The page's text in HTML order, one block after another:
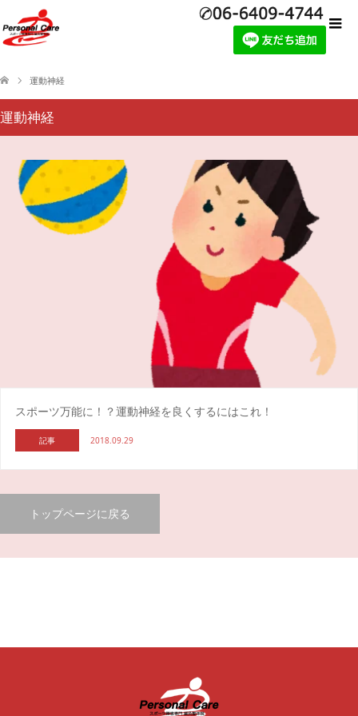
運動神経
運動神経
スポーツ万能に！？運動神経を良くするにはこれ！
記事 2018.09.29
トップページに戻る